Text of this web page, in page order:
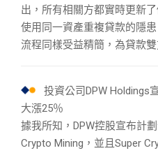
出，所有相關方都實時更新
使用同一資產重複貸款的隱
流程同樣受益精簡，為貸款
投資公司DPW Holdings
大漲25％
據我所知，DPW控股宣布計
Crypto Mining，並且Super